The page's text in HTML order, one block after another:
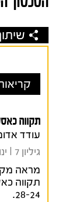
תקווה
עודד
גיליון 7 I ינואר 2025
מראה
28-24.